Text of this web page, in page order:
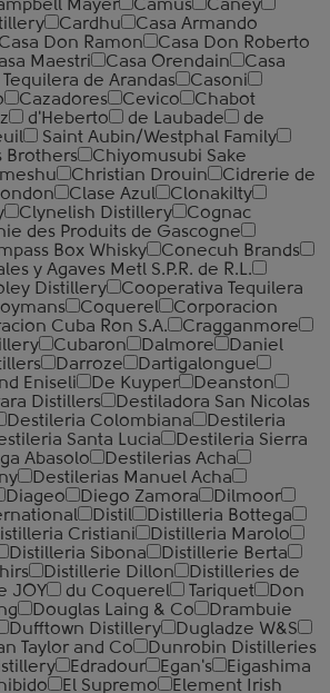
Mayer Camus
Caney
Cardhu
Casa Armando
Casa Don Ramon
Casa Don Roberto
Maestri Casa Orendain
Casa
Tequilera de Arandas
Casoni
Cazadores Cevico
Chabot
d'Heberto de Laubade
de
Saint Aubin/Westphal Family
Brothers
Chiyomusubi Sake
Christian Drouin
Cidrerie de
Clase Azul
Clonakilty
Clynelish Distillery
Cognac
des Produits de Gascogne
Box Whisky
Conecuh Brands
y Agaves Metl S.P.R. de R.L.
Distillery
Cooperativa Tequilera
Coquerel
Corporacion
Cuba Ron S.A.
Cragganmore
Cubaron Dalmore
Daniel
Darroze
Dartigalongue
Eniseli
De Kuyper
Deanston
Distillers
Destiladora San Nicolas
Destileria Colombiana
Destileria
Santa Lucia
Destileria Sierra
Abasolo
Destilerias Acha
Destilerias Manuel Acha
Diageo Diego Zamora
Dilmoor
Distil
Distilleria Bottega
Cristiani
Distilleria Marolo
Distilleria Sibona
Distillerie Berta
Distillerie Dillon
Distilleries de
JOY du Coquerel Tariquet
Don
Douglas Laing & Co
Drambuie
Dufftown Distillery
Dugladze W&S
Taylor and Co
Dunrobin Distilleries
Edradour Egan's
Eigashima
El Supremo
Element Irish